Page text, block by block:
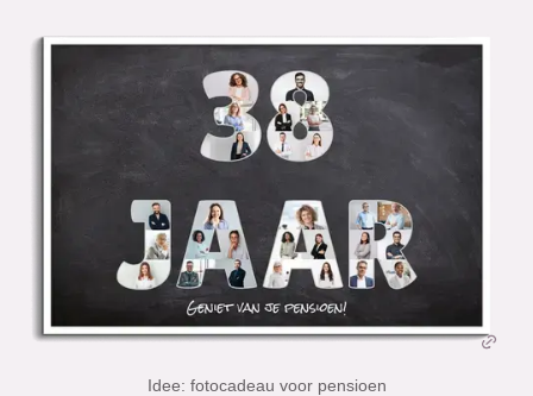
Idee: fotocadeau voor pensioen